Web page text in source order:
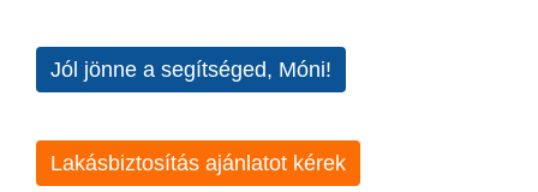
Jól jönne a segítséged, Móni!
Lakásbiztosítás ajánlatot kérek